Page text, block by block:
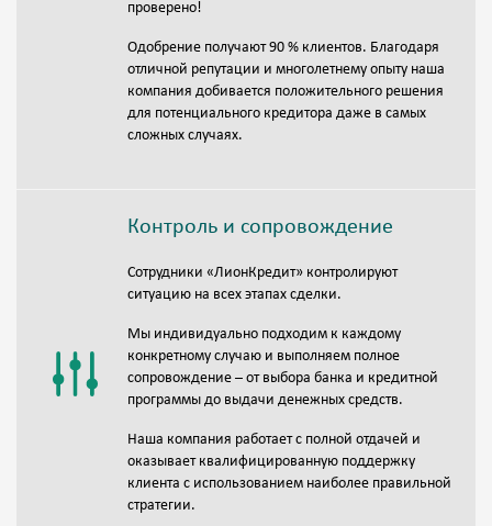
проверено!
Одобрение получают 90 % клиентов. Благодаря
отличной репутации и многолетнему опыту наша
компания добивается положительного решения
для потенциального кредитора даже в самых
сложных случаях.
Контроль и сопровождение
Сотрудники «ЛионКредит» контролируют
ситуацию на всех этапах сделки.
Мы индивидуально подходим к каждому
конкретному случаю и выполняем полное
сопровождение – от выбора банка и кредитной
программы до выдачи денежных средств.
Наша компания работает с полной отдачей и
оказывает квалифицированную поддержку
клиента с использованием наиболее правильной
стратегии.